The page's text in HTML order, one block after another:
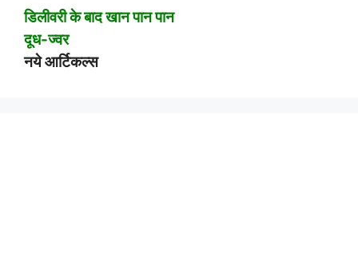
डिलीवरी के बाद खान पान पान
दूध-ज्वर
नये आर्टिकल्स